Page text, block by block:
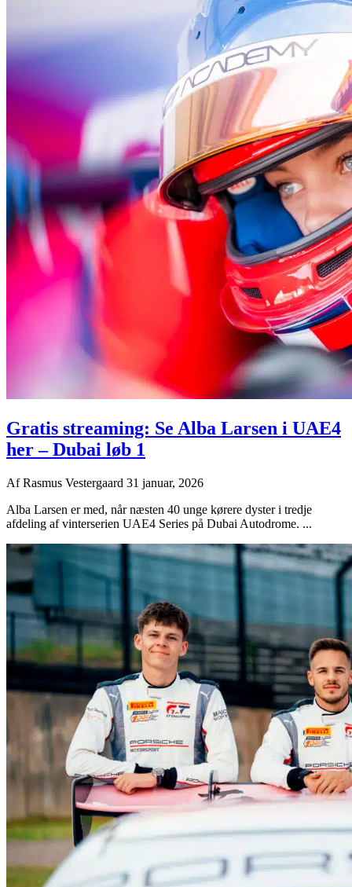
Gratis streaming: Se Alba Larsen i UAE4
her – Dubai løb 1
AfRasmus Vestergaard 31 januar, 2026
Alba Larsen er med, når næsten 40 unge kørere dyster i tredje
afdeling af vinterserien UAE4 Series på Dubai Autodrome. ...